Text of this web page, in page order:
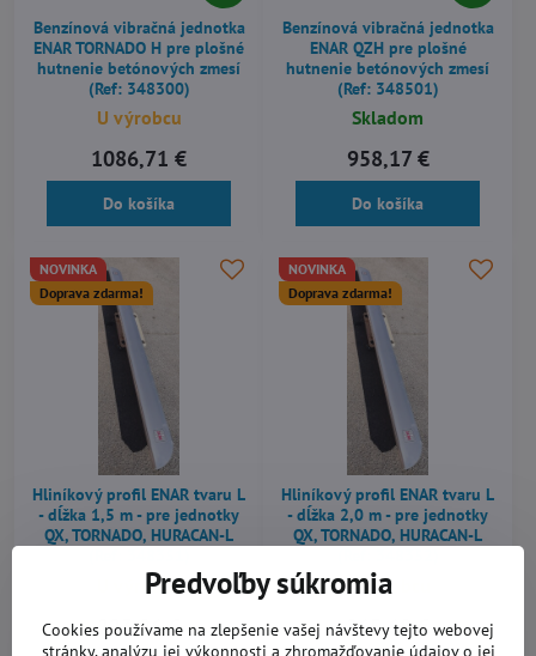
Benzínová vibračná jednotka
ENAR TORNADO H pre plošné
hutnenie betónových zmesí
(Ref: 348300)
U výrobcu
1086,71 €
Do košíka
Benzínová vibračná jednotka
ENAR QZH pre plošné
hutnenie betónových zmesí
(Ref: 348501)
Skladom
958,17 €
Do košíka
NOVINKA
Doprava zdarma!
Hliníkový profil ENAR tvaru L
- dĺžka 1,5 m - pre jednotky
QX, TORNADO, HURACAN-L
U výrobcu
223,86 €
NOVINKA
Doprava zdarma!
Hliníkový profil ENAR tvaru L
- dĺžka 2,0 m - pre jednotky
QX, TORNADO, HURACAN-L
U výrobcu
265,68 €
Predvoľby súkromia
Cookies používame na zlepšenie vašej návštevy tejto webovej
stránky, analýzu jej výkonnosti a zhromažďovanie údajov o jej